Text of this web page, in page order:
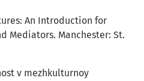
An Introduction for
Mediators. Manchester: St.
v mezhkulturnoy